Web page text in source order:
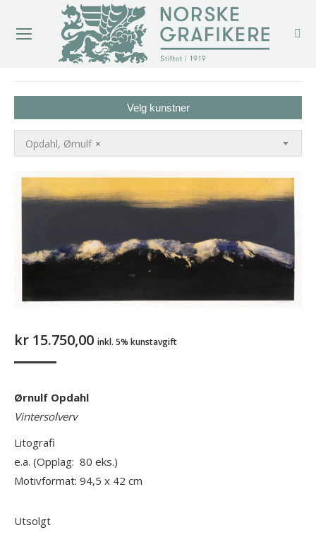
Velg kunstner
×
Opdahl, Ørnulf
kr 15.750,00 inkl. 5% kunstavgift
Ørnulf Opdahl
Vintersolverv
Litografi
e.a. (Opplag: 80 eks.)
Motivformat: 94,5 x 42 cm
Utsolgt